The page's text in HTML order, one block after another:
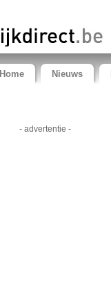
Home Nieuws
- advertentie -